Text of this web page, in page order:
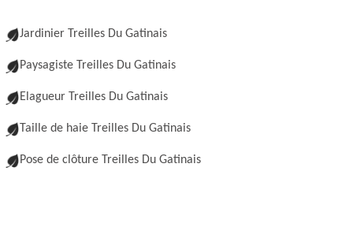
Jardinier Treilles Du Gatinais
Paysagiste Treilles Du Gatinais
Elagueur Treilles Du Gatinais
Taille de haie Treilles Du Gatinais
Pose de clôture Treilles Du Gatinais